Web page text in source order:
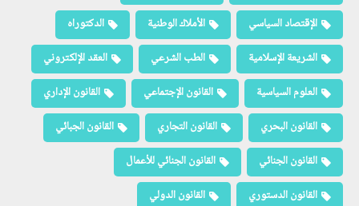
الإقتصاد السياسي
الأملاك الوطنية
الدكتوراه
الشريعة الإسلامية
الطب الشرعي
العقد الإلكتروني
العلوم السياسية
القانون الإجتماعي
القانون الإداري
القانون البحري
القانون التجاري
القانون الجبائي
القانون الجنائي
القانون الجنائي للأعمال
القانون الدستوري
القانون الدولي